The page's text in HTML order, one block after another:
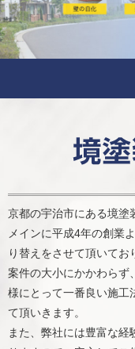
京都の宇治市にある境塗
メインに平成4年の創業
り替えをさせて頂いてお
案件の大小にかかわらず
様にとって一番良い施工
て頂いきます。
また、弊社には豊富な